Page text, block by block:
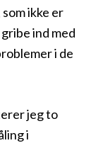
ikke er
ind med
i de
jeg to
i